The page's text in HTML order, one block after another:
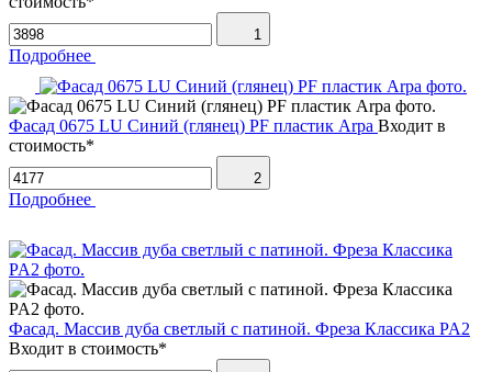
1
Подробнее
Фасад 0675 LU Синий (глянец) PF пластик Arpa Входит в
стоимость*
2
Подробнее
Фасад. Массив дуба светлый с патиной. Фреза Классика PA2
Входит в стоимость*